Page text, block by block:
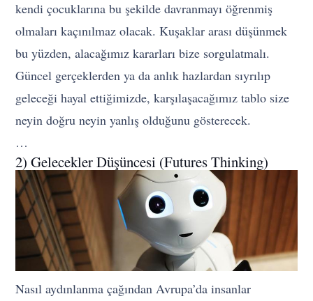
kendi çocuklarına bu şekilde davranmayı öğrenmiş
olmaları kaçınılmaz olacak. Kuşaklar arası düşünmek
bu yüzden, alacağımız kararları bize sorgulatmalı.
Güncel gerçeklerden ya da anlık hazlardan sıyrılıp
geleceği hayal ettiğimizde, karşılaşacağımız tablo size
neyin doğru neyin yanlış olduğunu gösterecek.
…
2) Gelecekler Düşüncesi (Futures Thinking)
Nasıl aydınlanma çağından Avrupa’da insanlar